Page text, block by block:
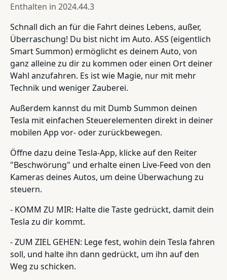
Enthalten in 2024.44.3
Schnall dich an für die Fahrt deines Lebens, außer,
Überraschung! Du bist nicht im Auto. ASS (eigentlich
Smart Summon) ermöglicht es deinem Auto, von
ganz alleine zu dir zu kommen oder einen Ort deiner
Wahl anzufahren. Es ist wie Magie, nur mit mehr
Technik und weniger Zauberei.
Außerdem kannst du mit Dumb Summon deinen
Tesla mit einfachen Steuerelementen direkt in deiner
mobilen App vor- oder zurückbewegen.
Öffne dazu deine Tesla-App, klicke auf den Reiter
"Beschwörung" und erhalte einen Live-Feed von den
Kameras deines Autos, um deine Überwachung zu
steuern.
- KOMM ZU MIR: Halte die Taste gedrückt, damit dein
Tesla zu dir kommt.
- ZUM ZIEL GEHEN: Lege fest, wohin dein Tesla fahren
soll, und halte ihn dann gedrückt, um ihn auf den
Weg zu schicken.